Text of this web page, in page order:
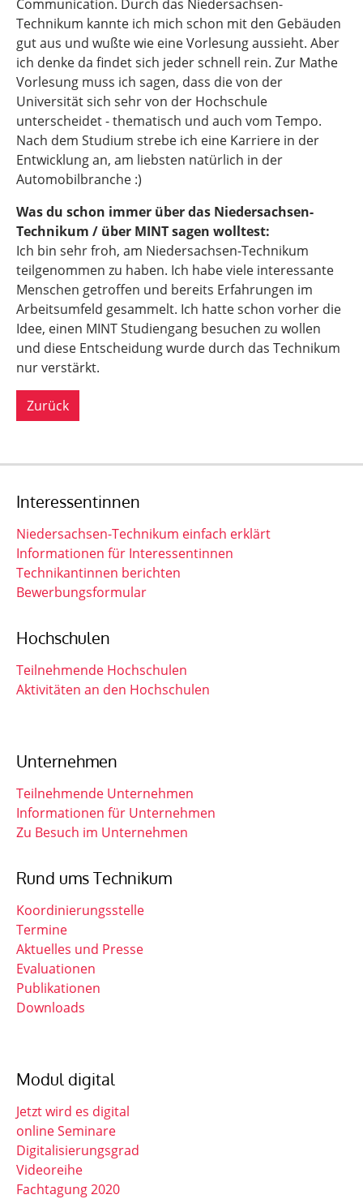
Communication. Durch das Niedersachsen-
Technikum kannte ich mich schon mit den Gebäuden
gut aus und wußte wie eine Vorlesung aussieht. Aber
ich denke da findet sich jeder schnell rein. Zur Mathe
Vorlesung muss ich sagen, dass die von der
Universität sich sehr von der Hochschule
unterscheidet - thematisch und auch vom Tempo.
Nach dem Studium strebe ich eine Karriere in der
Entwicklung an, am liebsten natürlich in der
Automobilbranche :)
Was du schon immer über das Niedersachsen-
Technikum / über MINT sagen wolltest:
Ich bin sehr froh, am Niedersachsen-Technikum
teilgenommen zu haben. Ich habe viele interessante
Menschen getroffen und bereits Erfahrungen im
Arbeitsumfeld gesammelt. Ich hatte schon vorher die
Idee, einen MINT Studiengang besuchen zu wollen
und diese Entscheidung wurde durch das Technikum
nur verstärkt.
Zurück
Interessentinnen
Niedersachsen-Technikum einfach erklärt
Informationen für Interessentinnen
Technikantinnen berichten
Bewerbungsformular
Hochschulen
Teilnehmende Hochschulen
Aktivitäten an den Hochschulen
Unternehmen
Teilnehmende Unternehmen
Informationen für Unternehmen
Zu Besuch im Unternehmen
Rund ums Technikum
Koordinierungsstelle
Termine
Aktuelles und Presse
Evaluationen
Publikationen
Downloads
Modul digital
Jetzt wird es digital
online Seminare
Digitalisierungsgrad
Videoreihe
Fachtagung 2020